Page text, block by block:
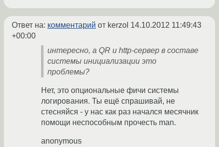
Ответ на: комментарий от kerzol 14.10.2012 11:49:43
+00:00
интересно, а QR и http-сервер в составе
системы инициализации это
проблемы?
Нет, это опциональные фичи системы
логирования. Ты ещё спрашивай, не
стесняйся - у нас как раз начался месячник
помощи неспособным прочесть man.
anonymous